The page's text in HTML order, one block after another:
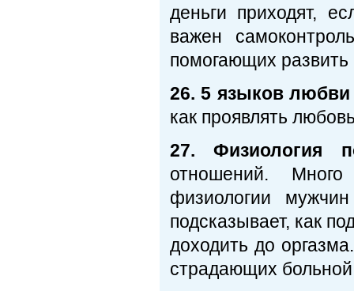
деньги приходят,
важен
помогающих
26. 5 языков
как проявлять
27. Физиология
отношений.
физиологии
подсказывает, как
доходить до
страдающих